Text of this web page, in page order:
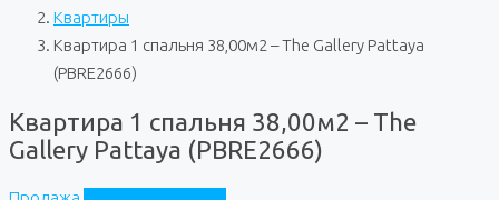
Квартиры
Квартира 1 спальня 38,00м2 – The Gallery Pattaya
(PBRE2666)
Квартира 1 спальня 38,00м2 – The
Gallery Pattaya (PBRE2666)